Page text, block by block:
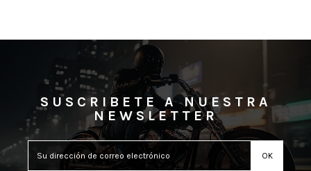
SUSCRIBETE A NUESTRA
NEWSLETTER